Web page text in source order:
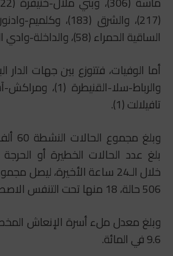
الساقية الحمراء (58)، والداخلة-وادي الذهب (25).
تافيلالت (1).
خلال الـ24 ساعة الأخيرة،
506 حالة، 18 منها تحت التنفس الاصطناعي الاختراقي.
9.6 في المائة.